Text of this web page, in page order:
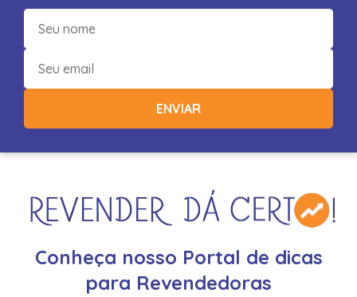
ENVIAR
Conheça nosso Portal de dicas
para Revendedoras